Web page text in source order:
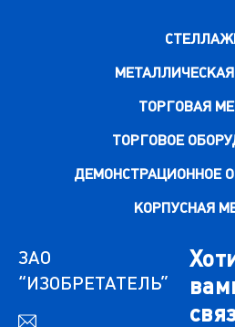
ТОРГОВАЯ
ТОРГОВОЕ
ДЕМОНСТРАЦИОННОЕ
КОРПУСНАЯ
ЗАО
“ИЗОБРЕТАТЕЛЬ”